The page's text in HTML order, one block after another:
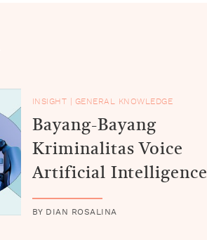
INSIGHT GENERAL KNOWLEDGE
Bayang-Bayang
Kriminalitas Voice
Artificial Intelligence
BY DIAN ROSALINA